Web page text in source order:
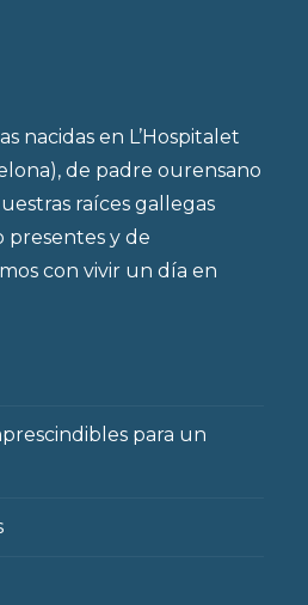
nacidas en L’Hospitalet
de padre ourensano
raíces gallegas
presentes y de
con vivir un día en
para un